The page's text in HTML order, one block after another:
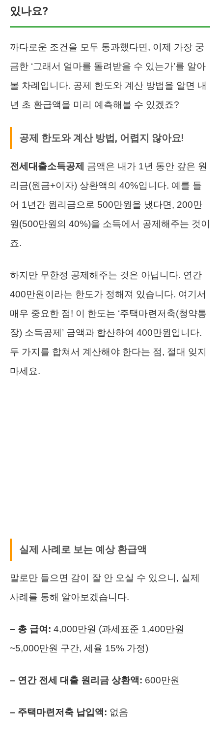
있나요?
까다로운 조건을 모두 통과했다면, 이제 가장 궁
금한 ‘그래서 얼마를 돌려받을 수 있는가’를 알아
볼 차례입니다. 공제 한도와 계산 방법을 알면 내
년 초 환급액을 미리 예측해볼 수 있겠죠?
공제 한도와 계산 방법, 어렵지 않아요!
전세대출소득공제 금액은 내가 1년 동안 갚은 원
리금(원금+이자) 상환액의 40%입니다. 예를 들
어 1년간 원리금으로 500만원을 냈다면, 200만
원(500만원의 40%)을 소득에서 공제해주는 것이
죠.
하지만 무한정 공제해주는 것은 아닙니다. 연간
400만원이라는 한도가 정해져 있습니다. 여기서
매우 중요한 점! 이 한도는 ‘주택마련저축(청약통
장) 소득공제’ 금액과 합산하여 400만원입니다.
두 가지를 합쳐서 계산해야 한다는 점, 절대 잊지
마세요.
실제 사례로 보는 예상 환급액
말로만 들으면 감이 잘 안 오실 수 있으니, 실제
사례를 통해 알아보겠습니다.
– 총 급여: 4,000만원 (과세표준 1,400만원
~5,000만원 구간, 세율 15% 가정)
– 연간 전세 대출 원리금 상환액: 600만원
– 주택마련저축 납입액: 없음